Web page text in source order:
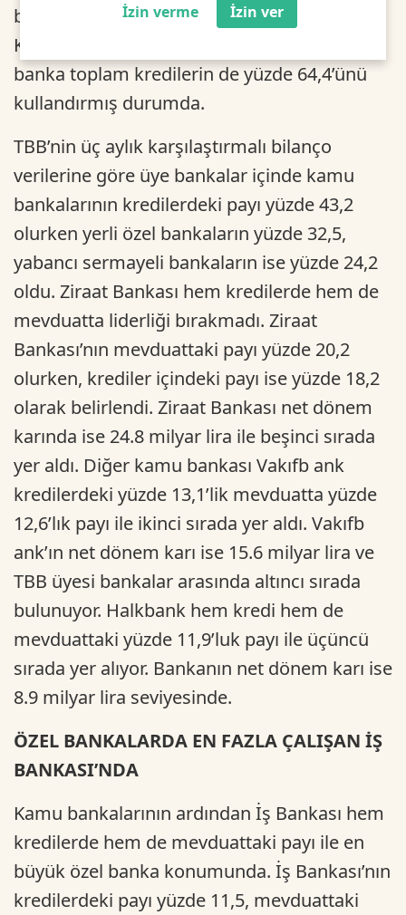
İzin verme İzin ver
bankanın payı ise yüzde 65,6’ya ulaşıyor.
Kredilerde de durum değişmiyor. Yine ilk 5
banka toplam kredilerin de yüzde 64,4’ünü
kullandırmış durumda.
TBB’nin üç aylık karşılaştırmalı bilanço
verilerine göre üye bankalar içinde kamu
bankalarının kredilerdeki payı yüzde 43,2
olurken yerli özel bankaların yüzde 32,5,
yabancı sermayeli bankaların ise yüzde 24,2
oldu. Ziraat Bankası hem kredilerde hem de
mevduatta liderliği bırakmadı. Ziraat
Bankası’nın mevduattaki payı yüzde 20,2
olurken, krediler içindeki payı ise yüzde 18,2
olarak belirlendi. Ziraat Bankası net dönem
karında ise 24.8 milyar lira ile beşinci sırada
yer aldı. Diğer kamu bankası Vakıfb ank
kredilerdeki yüzde 13,1’lik mevduatta yüzde
12,6’lık payı ile ikinci sırada yer aldı. Vakıfb
ank’ın net dönem karı ise 15.6 milyar lira ve
TBB üyesi bankalar arasında altıncı sırada
bulunuyor. Halkbank hem kredi hem de
mevduattaki yüzde 11,9’luk payı ile üçüncü
sırada yer alıyor. Bankanın net dönem karı ise
8.9 milyar lira seviyesinde.
ÖZEL BANKALARDA EN FAZLA ÇALIŞAN İŞ
BANKASI’NDA
Kamu bankalarının ardından İş Bankası hem
kredilerde hem de mevduattaki payı ile en
büyük özel banka konumunda. İş Bankası’nın
kredilerdeki payı yüzde 11,5, mevduattaki